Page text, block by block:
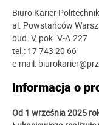
Biuro Karier
al. Powstańców
bud. V, pok. V-A.227
tel.: 17 743 20 66
e-mail:
Informacja o
Od 1 września 2025